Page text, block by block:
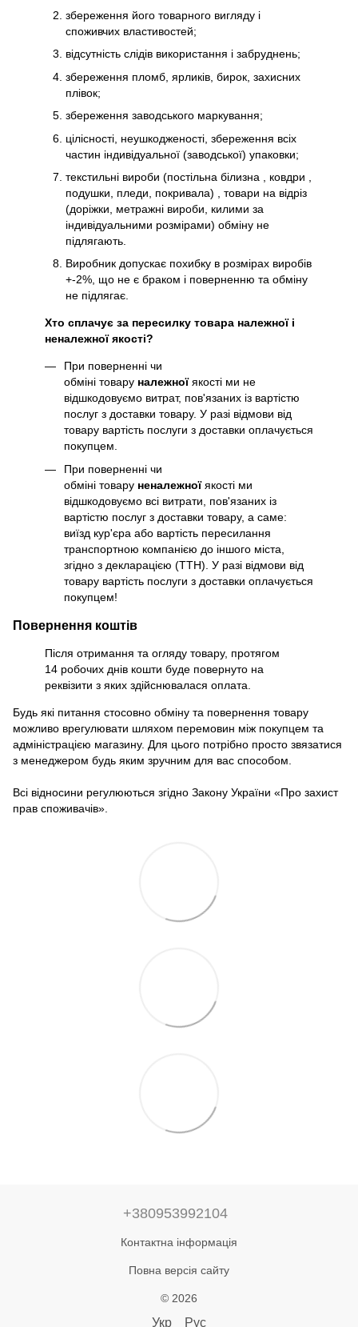
збереження його товарного вигляду і
споживчих властивостей;
відсутність слідів використання і забруднень;
збереження пломб, ярликів, бирок, захисних
плівок;
збереження заводського маркування;
цілісності, неушкодженості, збереження всіх
частин індивідуальної (заводської) упаковки;
текстильні вироби (постільна білизна , ковдри ,
подушки, пледи, покривала) , товари на відріз
(доріжки, метражні вироби, килими за
індивідуальними розмірами) обміну не
підлягають.
Виробник допускає похибку в розмірах виробів
+-2%, що не є браком і поверненню та обміну
не підлягає.
Хто сплачує за пересилку товара належної і
неналежної якості?
При поверненні чи
обміні товару належноїякості ми не
відшкодовуємо витрат, пов'язаних із вартістю
послуг з доставки товару. У разі відмови від
товару вартість послуги з доставки оплачується
покупцем.
При поверненні чи
обміні товару неналежноїякості ми
відшкодовуємо всі витрати, пов'язаних із
вартістю послуг з доставки товару, а саме:
виїзд кур'єра або вартість пересилання
транспортною компанією до іншого міста,
згідно з декларацією (ТТН). У разі відмови від
товару вартість послуги з доставки оплачується
покупцем!
Повернення коштів
Після отримання та огляду товару, протягом
14 робочих днів кошти буде повернуто на
реквізити з яких здійснювалася оплата.
Будь які питання стосовно обміну та повернення товару
можливо врегулювати шляхом перемовин між покупцем та
адміністрацією магазину. Для цього потрібно просто звязатися
з менеджером будь яким зручним для вас способом.
Всі відносини регулюються згідно Закону України «Про захист
прав споживачів».
+380953992104
Контактна інформація
Повна версія сайту
© 2026
Укр Рус